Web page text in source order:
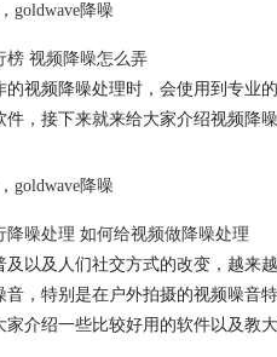
，goldwave降噪
榜 视频降噪怎么弄
的视频降噪处理时，会使用到专业
，接下来就来给大家介绍视频降
，goldwave降噪
降噪处理 如何给视频做降噪处理
及以及人们社交方式的改变，越来
音，特别是在户外拍摄的视频噪音
家介绍一些比较好用的软件以及教